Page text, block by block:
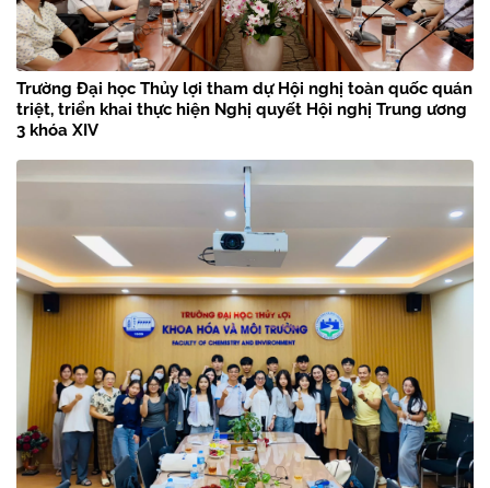
Trường Đại học Thủy lợi tham dự Hội nghị toàn quốc quán
triệt, triển khai thực hiện Nghị quyết Hội nghị Trung ương
3 khóa XIV